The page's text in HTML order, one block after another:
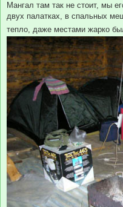
Мангал там так не стоит, мы
двух палатках, в спальных
тепло, даже местами жарко